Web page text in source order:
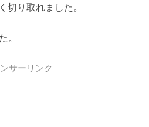
切り取れました。
。
サーリンク